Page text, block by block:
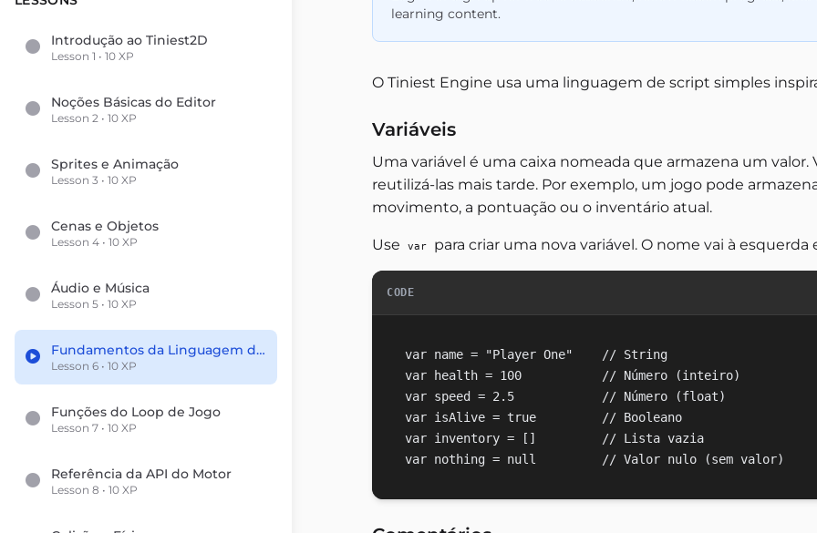
Introdução ao Tiniest2D
Lesson 1 • 10 XP
Noções Básicas do Editor
Lesson 2 • 10 XP
Sprites e Animação
Lesson 3 • 10 XP
Cenas e Objetos
Lesson 4 • 10 XP
Áudio e Música
Lesson 5 • 10 XP
Fundamentos da Linguagem de Scripts
Lesson 6 • 10 XP
Funções do Loop de Jogo
Lesson 7 • 10 XP
Referência da API do Motor
Lesson 8 • 10 XP
learning content.
O Tiniest Engine usa uma linguagem de script simples
Variáveis
Uma variável é uma caixa nomeada que armazena um valor.
reutilizá-las mais tarde. Por exemplo, um jogo pode
movimento, a pontuação ou o inventário atual.
Use var para criar uma nova variável. O nome vai à esquerda
CODE
var name = "Player One"    // String
var health = 100           // Número (inteiro)
var speed = 2.5            // Número (float)
var isAlive = true         // Booleano
var inventory = []         // Lista vazia